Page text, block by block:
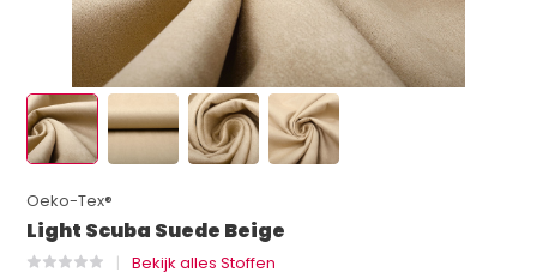
Oeko-Tex®
Light Scuba Suede Beige
Bekijk alles Stoffen